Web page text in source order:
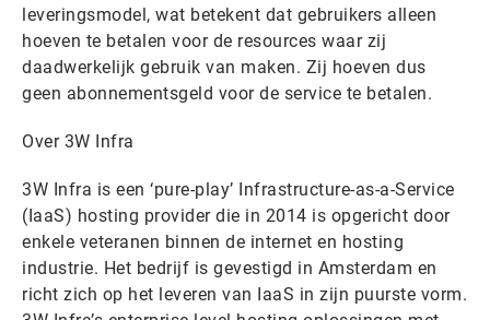
leveringsmodel, wat betekent dat gebruikers alleen
hoeven te betalen voor de resources waar zij
daadwerkelijk gebruik van maken. Zij hoeven dus
geen abonnementsgeld voor de service te betalen.
Over 3W Infra
3W Infra is een ‘pure-play’ Infrastructure-as-a-Service
(IaaS) hosting provider die in 2014 is opgericht door
enkele veteranen binnen de internet en hosting
industrie. Het bedrijf is gevestigd in Amsterdam en
richt zich op het leveren van IaaS in zijn puurste vorm.